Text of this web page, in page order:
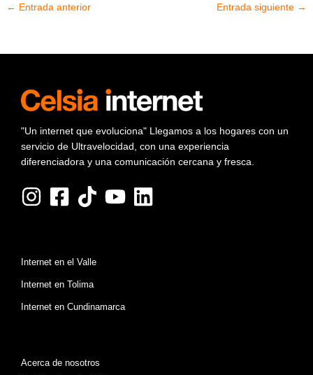
← Entrada anterior Entrada siguiente →
"Un internet que evoluciona" Llegamos a los hogares con un
servicio de Ultravelocidad, con una experiencia
diferenciadora y una comunicación cercana y fresca.
Internet en el Valle
Internet en Tolima
Internet en Cundinamarca
Acerca de nosotros